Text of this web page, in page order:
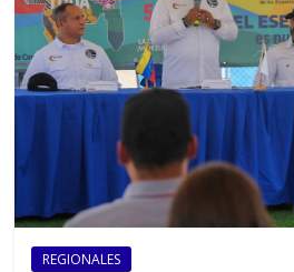
REGIONALES